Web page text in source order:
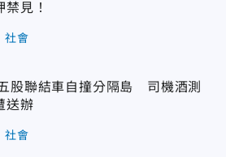
禁見！
社會
股聯結車自撞分隔島 司機酒測
送辦
社會